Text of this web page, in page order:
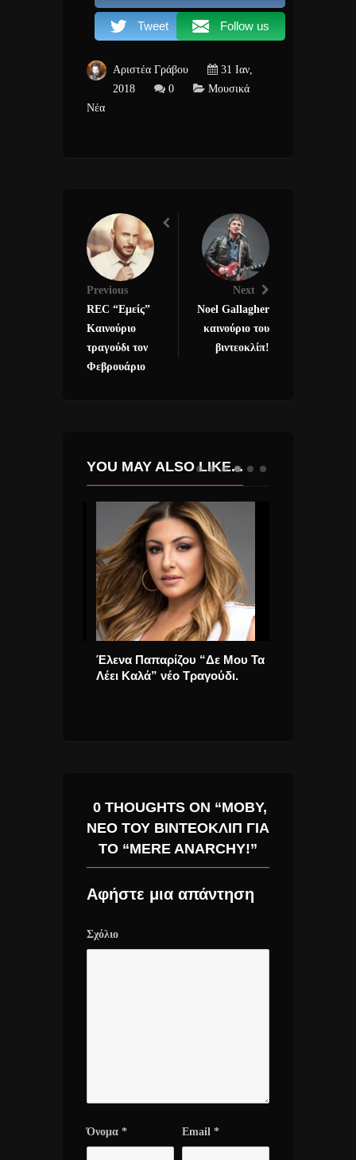
Tweet Follow us
Αριστέα Γράβου
31 Ιαν,
2018
0
Μουσικά
Νέα
Previous
REC “Εμείς”
Καινούριο
τραγούδι τον
Φεβρουάριο
Next
Noel Gallagher
καινούριο του
βιντεοκλίπ!
YOU MAY ALSO LIKE...
Έλενα Παπαρίζου “Δε Μου Τα
Λέει Καλά” νέο Τραγούδι.
0 THOUGHTS ON “MOBY,
ΝΈΟ ΤΟΥ ΒΙΝΤΕΟΚΛΊΠ ΓΙΑ
ΤΟ “MERE ANARCHY!”
Αφήστε μια απάντηση
Σχόλιο
Όνομα * Email *